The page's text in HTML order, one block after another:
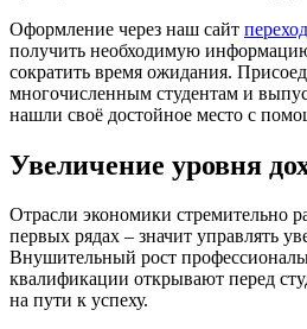
Оформление через наш сайт
получить необходимую
сократить время ожидания.
многочисленным студентам и
нашли своё достойное место с
Увеличение уровня
Отрасли экономики стремительно
первых рядах – значит управлять
Внушительный рост
квалификации открывают перед
на пути к успеху.